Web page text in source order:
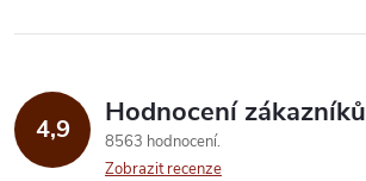
4,9 Hodnocení zákazníků
8563 hodnocení
Zobrazit recenze